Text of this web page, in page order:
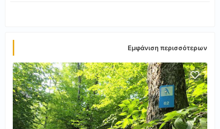
Εμφάνιση περισσότερων